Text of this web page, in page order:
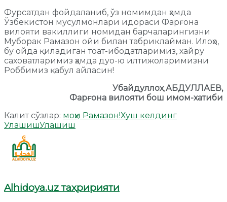
Фурсатдан фойдаланиб, ўз номимдан ҳамда
Ўзбекистон мусулмонлари идораси Фарғона
вилояти вакиллиги номидан барчаларингизни
Муборак Рамазон ойи билан табриклайман. Илоҳо,
бу ойда қиладиган тоат-ибодатларимиз, хайру
саховатларимиз ҳамда дуо-ю илтижоларимизни
Роббимиз қабул айласин!
Убайдуллоҳ АБДУЛЛАЕВ,
Фарғона вилояти бош имом-хатиби
Калит сўзлар: моҳи Рамазон!Хуш келдинг
УлашишУлашиш
Alhidoya.uz таҳририяти